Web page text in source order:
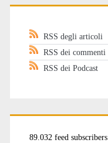
RSS degli articoli
RSS dei commenti
RSS dei Podcast
89.032 feed subscribers